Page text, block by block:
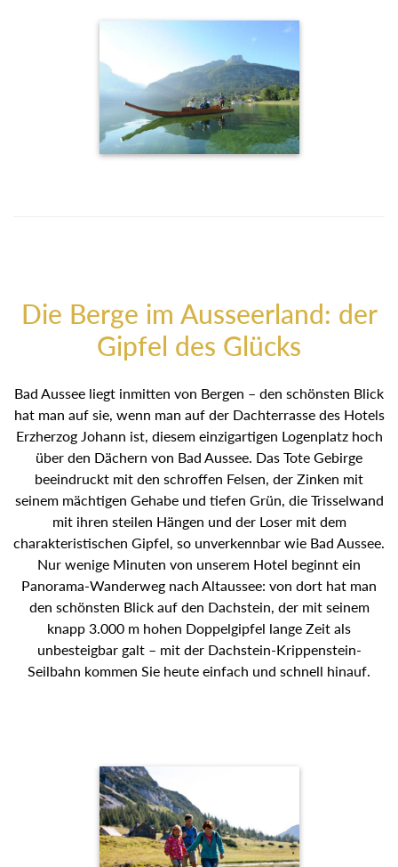
Die Berge im Ausseerland: der
Gipfel des Glücks
Bad Aussee liegt inmitten von Bergen – den schönsten Blick
hat man auf sie, wenn man auf der Dachterrasse des Hotels
Erzherzog Johann ist, diesem einzigartigen Logenplatz hoch
über den Dächern von Bad Aussee. Das Tote Gebirge
beeindruckt mit den schroffen Felsen, der Zinken mit
seinem mächtigen Gehabe und tiefen Grün, die Trisselwand
mit ihren steilen Hängen und der Loser mit dem
charakteristischen Gipfel, so unverkennbar wie Bad Aussee.
Nur wenige Minuten von unserem Hotel beginnt ein
Panorama-Wanderweg nach Altaussee: von dort hat man
den schönsten Blick auf den Dachstein, der mit seinem
knapp 3.000 m hohen Doppelgipfel lange Zeit als
unbesteigbar galt – mit der Dachstein-Krippenstein-
Seilbahn kommen Sie heute einfach und schnell hinauf.